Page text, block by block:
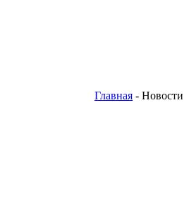
Главная - Новости